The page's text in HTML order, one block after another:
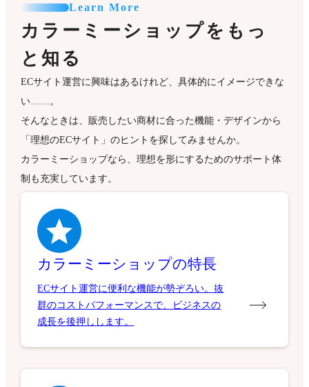
Learn More
カラーミーショップをもっ
と知る
ECサイト運営に興味はあるけれど、具体的にイメージできな
い……。
そんなときは、販売したい商材に合った機能・デザインから
「理想のECサイト」のヒントを探してみませんか。
カラーミーショップなら、理想を形にするためのサポート体
制も充実しています。
カラーミーショップの特長
ECサイト運営に便利な機能が勢ぞろい。抜
群のコストパフォーマンスで、ビジネスの
成長を後押しします。